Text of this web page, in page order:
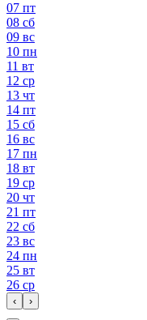
07 пт
08 сб
09 вс
10 пн
11 вт
12 ср
13 чт
14 пт
15 сб
16 вс
17 пн
18 вт
19 ср
20 чт
21 пт
22 сб
23 вс
24 пн
25 вт
26 ср
‹ ›